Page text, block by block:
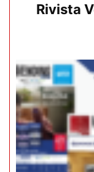
Rivista